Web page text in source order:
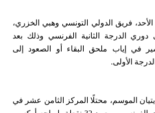
فريق الدولي التونسي وهبي الخزري،
دوري الدرجة الثانية الفرنسي وذلك بعد
في إياب ملحق البقاء أو الصعود إلى
الأولى.
الموسم، محتلًا المركز الثامن عشر في